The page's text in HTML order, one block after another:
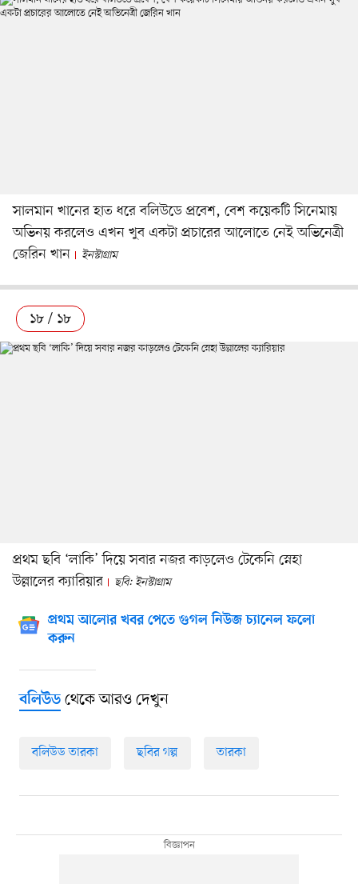
সালমান খানের হাত ধরে বলিউডে প্রবেশ, বেশ কয়েকটি সিনেমায়
অভিনয় করলেও এখন খুব একটা প্রচারের আলোতে নেই অভিনেত্রী
জেরিন খান
ইনস্টাগ্রাম
১৮ / ১৮
প্রথম ছবি ‘লাকি’ দিয়ে সবার নজর কাড়লেও টেকেনি স্নেহা
উল্লালের ক্যারিয়ার
ছবি: ইনস্টাগ্রাম
প্রথম আলোর খবর পেতে গুগল নিউজ চ্যানেল ফলো
করুন
বলিউডথেকে আরও দেখুন
বলিউড তারকা ছবির গল্প তারকা